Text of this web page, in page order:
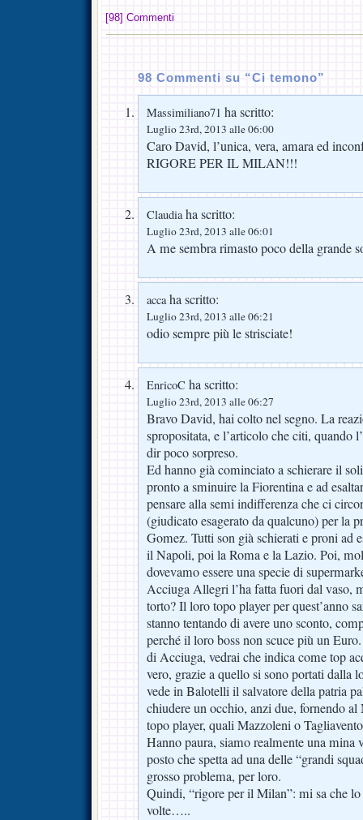
[98] Commenti
98 Commenti su “Ci temono”
Massimiliano71 ha scritto:
Luglio 23rd, 2013 alle 06:00
Caro David, l’unica, vera, amara ed
RIGORE PER IL MILAN!!!
Claudiaha scritto:
Luglio 23rd, 2013 alle 06:01
A me sembra rimasto poco della grande
accaha scritto:
Luglio 23rd, 2013 alle 06:21
odio sempre più le strisciate!
EnricoC ha scritto:
Luglio 23rd, 2013 alle 06:27
Bravo David, hai colto nel segno. La
spropositata, e l’articolo che citi, quando
dir poco sorpreso.
Ed hanno già cominciato a schierare il
pronto a sminuire la Fiorentina e ad
pensare alla semi indifferenza che ci
(giudicato esagerato da qualcuno) per la
Gomez. Tutti son già schierati e proni ad
il Napoli, poi la Roma e la Lazio. Poi,
dovevamo essere una specie di
Acciuga Allegri l’ha fatta fuori dal vaso,
torto? Il loro topo player per quest’anno
stanno tentando di avere uno sconto,
perché il loro boss non scuce più un
di Acciuga, vedrai che indica come top
vero, grazie a quello si sono portati dalla
vede in Balotelli il salvatore della patria
chiudere un occhio, anzi due, fornendo
topo player, quali Mazzoleni o
Hanno paura, siamo realmente una mina
posto che spetta ad una delle “grandi
grosso problema, per loro.
Quindi, “rigore per il Milan”: mi sa che
volte…..